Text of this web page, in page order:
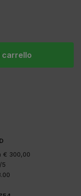
carrello
€ 300,00
5